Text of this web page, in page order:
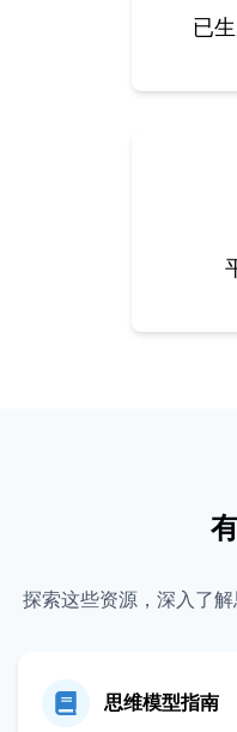
已
探索这些资源，深入了
思维模型指南